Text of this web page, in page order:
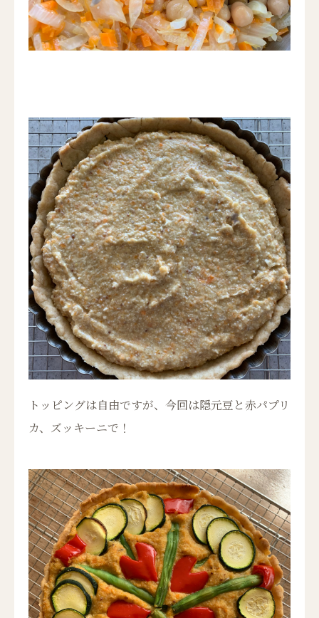
トッピングは自由ですが、今回は隠元豆と赤パプリ
カ、ズッキーニで！